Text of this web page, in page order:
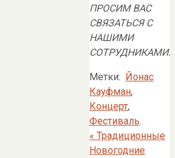
ПРОСИМ ВАС
СВЯЗАТЬСЯ С
НАШИМИ
СОТРУДНИКАМИ.
Метки: Йонас
Кауфман,
Концерт,
Фестиваль.
« Традиционные
Новогодние